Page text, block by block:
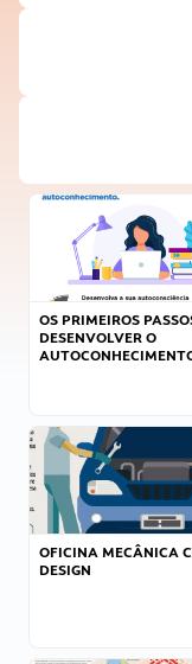
OS PRIMEIROS
DESENVOLVER O
OFICINA MECÂNICA
DESIGN